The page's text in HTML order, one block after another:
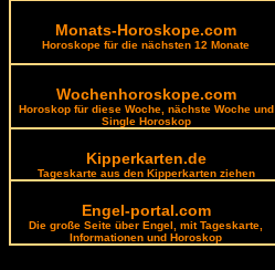
Monats-Horoskope.com
Horoskope für die nächsten 12 Monate
Wochenhoroskope.com
Horoskop für diese Woche, nächste Woche und
Single Horoskop
Kipperkarten.de
Tageskarte aus den Kipperkarten ziehen
Engel-portal.com
Die große Seite über Engel, mit Tageskarte,
Informationen und Horoskop